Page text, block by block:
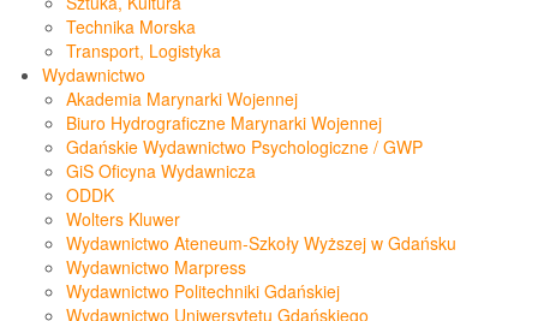
Technika Morska
Transport, Logistyka
Wydawnictwo
Akademia Marynarki Wojennej
Biuro Hydrograficzne Marynarki Wojennej
Gdańskie Wydawnictwo Psychologiczne / GWP
GiS Oficyna Wydawnicza
ODDK
Wolters Kluwer
Wydawnictwo Ateneum-Szkoły Wyższej w Gdańsku
Wydawnictwo Marpress
Wydawnictwo Politechniki Gdańskiej
Wydawnictwo Uniwersytetu Gdańskiego